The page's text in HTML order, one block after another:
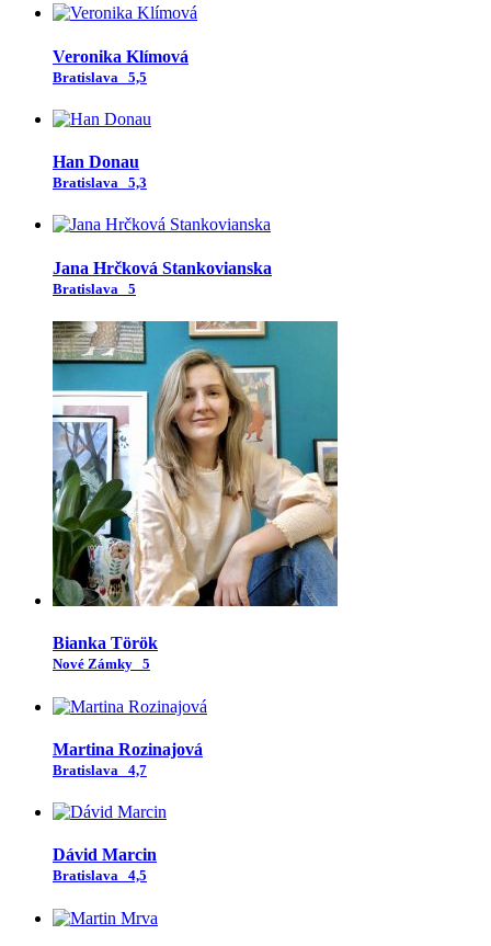
Veronika Klímová
Bratislava 5,5
Han Donau
Bratislava 5,3
Jana Hrčková Stankovianska
Bratislava 5
Bianka Török
Nové Zámky 5
Martina Rozinajová
Bratislava 4,7
Dávid Marcin
Bratislava 4,5